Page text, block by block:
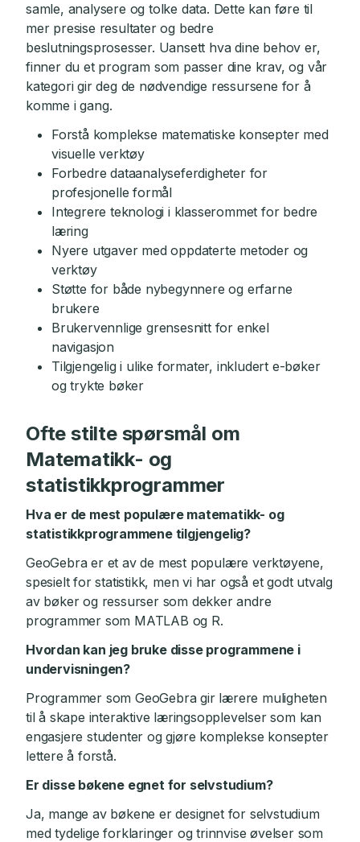
samle, analysere og tolke data. Dette kan føre til
mer presise resultater og bedre
beslutningsprosesser. Uansett hva dine behov er,
finner du et program som passer dine krav, og vår
kategori gir deg de nødvendige ressursene for å
komme i gang.
Forstå komplekse matematiske konsepter med
visuelle verktøy
Forbedre dataanalyseferdigheter for
profesjonelle formål
Integrere teknologi i klasserommet for bedre
læring
Nyere utgaver med oppdaterte metoder og
verktøy
Støtte for både nybegynnere og erfarne
brukere
Brukervennlige grensesnitt for enkel
navigasjon
Tilgjengelig i ulike formater, inkludert e-bøker
og trykte bøker
Ofte stilte spørsmål om
Matematikk- og
statistikkprogrammer
Hva er de mest populære matematikk- og
statistikkprogrammene tilgjengelig?
GeoGebra er et av de mest populære verktøyene,
spesielt for statistikk, men vi har også et godt utvalg
av bøker og ressurser som dekker andre
programmer som MATLAB og R.
Hvordan kan jeg bruke disse programmene i
undervisningen?
Programmer som GeoGebra gir lærere muligheten
til å skape interaktive læringsopplevelser som kan
engasjere studenter og gjøre komplekse konsepter
lettere å forstå.
Er disse bøkene egnet for selvstudium?
Ja, mange av bøkene er designet for selvstudium
med tydelige forklaringer og trinnvise øvelser som